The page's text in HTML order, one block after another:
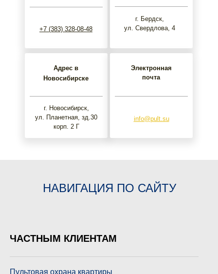
+7 (383) 328-08-48
Адрес в
Новосибирске
г. Новосибирск,
ул. Планетная, зд.30
корп. 2 Г
г. Бердск,
ул. Свердлова, 4
Электронная
почта
info@pult.su
НАВИГАЦИЯ ПО САЙТУ
ЧАСТНЫМ КЛИЕНТАМ
Пультовая охрана квартиры